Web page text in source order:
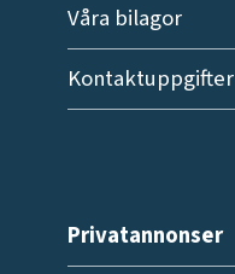
Våra bilagor
Kontaktuppgifter
Privatannonser